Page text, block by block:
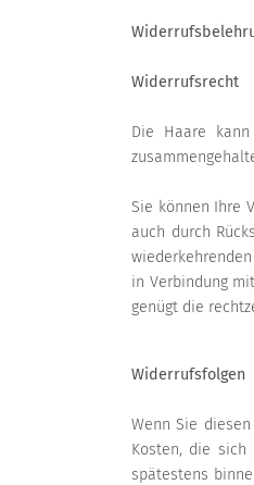
Widerrufsrecht
Die Haare
Sie können Ihre
auch durch
in Verbindung
genügt die
Widerrufsfolgen
Wenn Sie
Kosten, die sich
spätestens